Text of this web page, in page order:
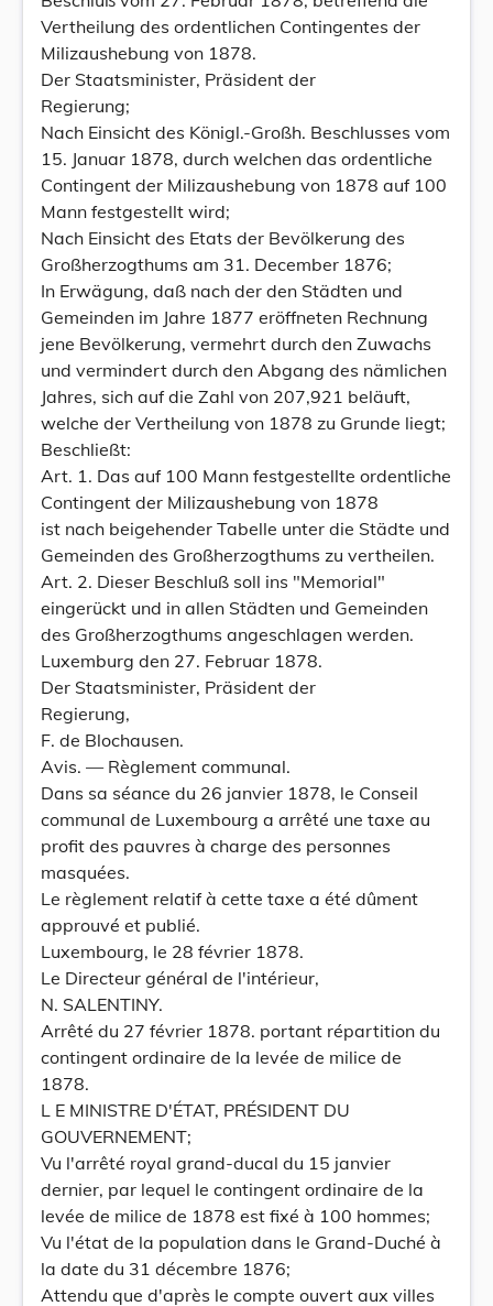
Vertheilung des ordentlichen Contingentes der
Milizaushebung von 1878.
Der Staatsminister, Präsident der
Regierung;
Nach Einsicht des Königl.-Großh. Beschlusses vom
15. Januar 1878, durch welchen das ordentliche
Contingent der Milizaushebung von 1878 auf 100
Mann festgestellt wird;
Nach Einsicht des Etats der Bevölkerung des
Großherzogthums am 31. December 1876;
In Erwägung, daß nach der den Städten und
Gemeinden im Jahre 1877 eröffneten Rechnung
jene Bevölkerung, vermehrt durch den Zuwachs
und vermindert durch den Abgang des nämlichen
Jahres, sich auf die Zahl von 207,921 beläuft,
welche der Vertheilung von 1878 zu Grunde liegt;
Beschließt:
Art. 1. Das auf 100 Mann festgestellte ordentliche
Contingent der Milizaushebung von 1878
ist nach beigehender Tabelle unter die Städte und
Gemeinden des Großherzogthums zu vertheilen.
Art. 2. Dieser Beschluß soll ins "Memorial"
eingerückt und in allen Städten und Gemeinden
des Großherzogthums angeschlagen werden.
Luxemburg den 27. Februar 1878.
Der Staatsminister, Präsident der
Regierung,
F. de Blochausen.
Avis. — Règlement communal.
Dans sa séance du 26 janvier 1878, le Conseil
communal de Luxembourg a arrêté une taxe au
profit des pauvres à charge des personnes
masquées.
Le règlement relatif à cette taxe a été dûment
approuvé et publié.
Luxembourg, le 28 février 1878.
Le Directeur général de l'intérieur,
N. SALENTINY.
Arrêté du 27 février 1878. portant répartition du
contingent ordinaire de la levée de milice de
1878.
L E MINISTRE D'ÉTAT, PRÉSIDENT DU
GOUVERNEMENT;
Vu l'arrêté royal grand-ducal du 15 janvier
dernier, par lequel le contingent ordinaire de la
levée de milice de 1878 est fixé à 100 hommes;
Vu l'état de la population dans le Grand-Duché à
la date du 31 décembre 1876;
Attendu que d'après le compte ouvert aux villes